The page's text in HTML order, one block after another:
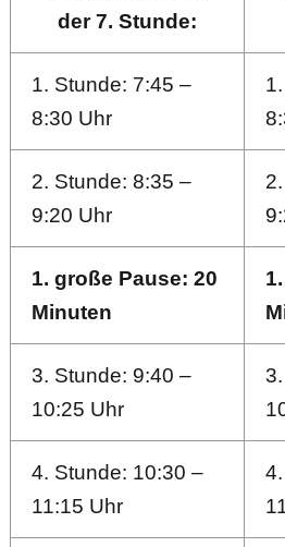
der 7. Stunde:
1. Stunde: 7:45 –
8:30 Uhr
2. Stunde: 8:35 –
9:20 Uhr
1. große Pause: 20
Minuten
3. Stunde: 9:40 –
10:25 Uhr
4. Stunde: 10:30 –
11:15 Uhr